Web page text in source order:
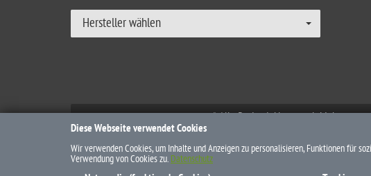
Hersteller wählen
* Alle Preise inkl. gesetzl.
Diese Webseite verwendet Cookies
Wir verwenden Cookies, um Inhalte und Anzeigen zu personalisieren, Funktionen für
Verwendung von Cookies zu. Datenschutz